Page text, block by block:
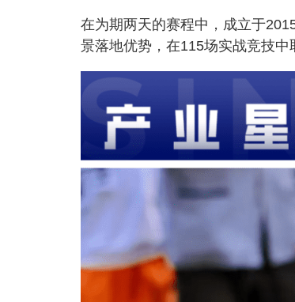
在为期两天的赛程中，成立于
景落地优势，在115场实战竞技中